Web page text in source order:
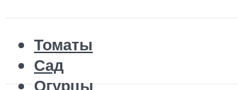
Томаты
Сад
Огурцы